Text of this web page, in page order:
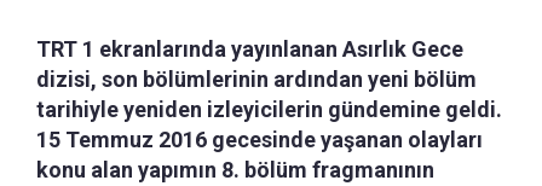
TRT 1 ekranlarında yayınlanan Asırlık Gece
dizisi, son bölümlerinin ardından yeni bölüm
tarihiyle yeniden izleyicilerin gündemine geldi.
15 Temmuz 2016 gecesinde yaşanan olayları
konu alan yapımın 8. bölüm fragmanının